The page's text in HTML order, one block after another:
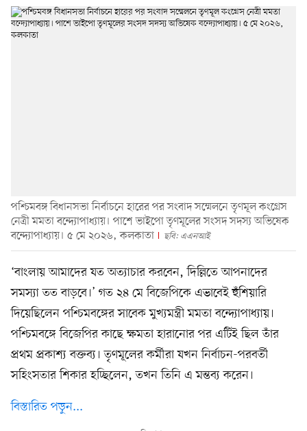
পশ্চিমবঙ্গ বিধানসভা নির্বাচনে হারের পর সংবাদ সম্মেলনে তৃণমূল কংগ্রেস
নেত্রী মমতা বন্দ্যোপাধ্যায়। পাশে ভাইপো তৃণমূলের সংসদ সদস্য অভিষেক
বন্দ্যোপাধ্যায়। ৫ মে ২০২৬, কলকাতা
ছবি: এএনআই
‘বাংলায় আমাদের যত অত্যাচার করবেন, দিল্লিতে আপনাদের
সমস্যা তত বাড়বে।’ গত ২৪ মে বিজেপিকে এভাবেই হুঁশিয়ারি
দিয়েছিলেন পশ্চিমবঙ্গের সাবেক মুখ্যমন্ত্রী মমতা বন্দ্যোপাধ্যায়।
পশ্চিমবঙ্গে বিজেপির কাছে ক্ষমতা হারানোর পর এটিই ছিল তাঁর
প্রথম প্রকাশ্য বক্তব্য। তৃণমূলের কর্মীরা যখন নির্বাচন-পরবর্তী
সহিংসতার শিকার হচ্ছিলেন, তখন তিনি এ মন্তব্য করেন।
বিস্তারিত পড়ুন...